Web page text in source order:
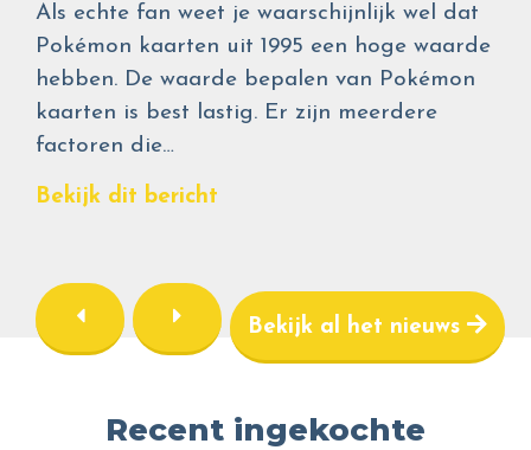
Als echte fan weet je waarschijnlijk wel dat
Pokémon kaarten uit 1995 een hoge waarde
hebben. De waarde bepalen van Pokémon
kaarten is best lastig. Er zijn meerdere
factoren die…
Bekijk dit bericht
Bekijk al het nieuws
Recent ingekochte